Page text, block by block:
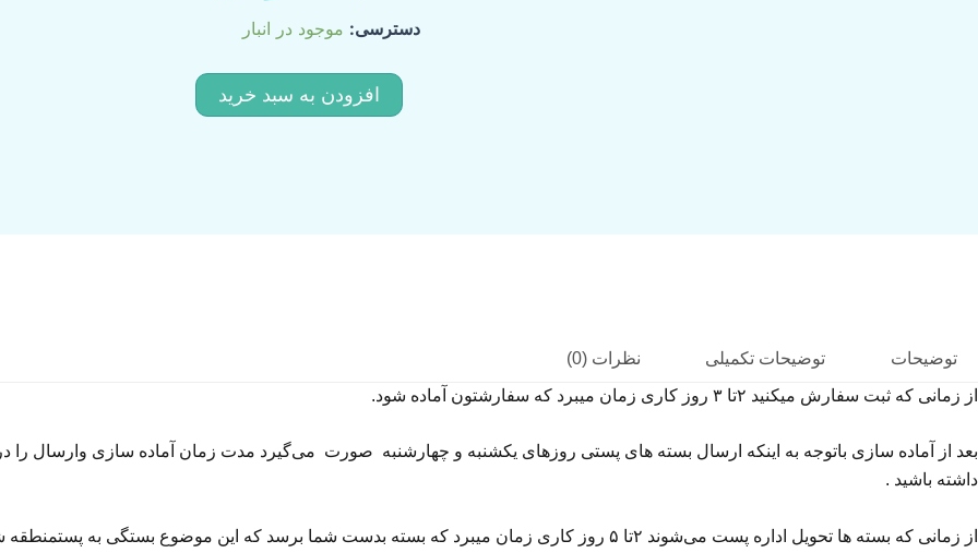
دسترسی: موجود در انبار
کرومی
افزودن به سبد خرید
توضیحات توضیحات تکمیلی
نظرات (0)
از زمانی که ثبت سفارش میکنید ۲تا ۳ روز کاری زمان میبرد که سفارشتون آماده شود.
بعد از آماده سازی باتوجه به اینکه ارسال بسته های پستی روزهای یکشنبه و چهارشنبه صورت می‌گیرد مدت زمان آماده سازی و ارسال را
داشته باشید .
از زمانی که بسته ها تحویل اداره پست می‌شوند ۲تا ۵ روز کاری زمان میبرد که بسته بدست شما برسد که این موضوع بستگی به پستمنطقه